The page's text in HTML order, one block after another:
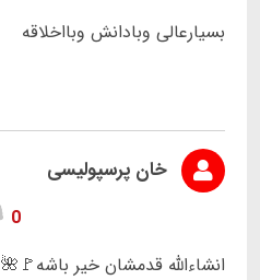
بسیارعالی وبادانش وبااخلاقه
خان پرسپولیسی
0
انشاءالله قدمشان خیر باشه🚩🌺